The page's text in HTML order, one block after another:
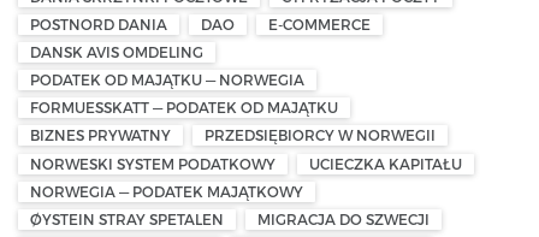
POSTNORD DANIA
DAO
E-COMMERCE
DANSK AVIS OMDELING
PODATEK OD MAJĄTKU — NORWEGIA
FORMUESSKATT — PODATEK OD MAJĄTKU
BIZNES PRYWATNY
PRZEDSIĘBIORCY W NORWEGII
NORWESKI SYSTEM PODATKOWY
UCIECZKA KAPITAŁU
NORWEGIA — PODATEK MAJĄTKOWY
ØYSTEIN STRAY SPETALEN
MIGRACJA DO SZWECJI